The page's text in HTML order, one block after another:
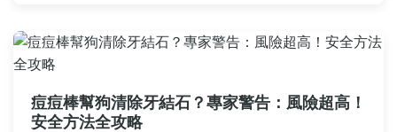
痘痘棒幫狗清除牙結石？專家警告：風險超高！
安全方法全攻略